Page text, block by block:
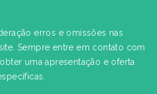
erros e omissões nas
Sempre entre em contato com
uma apresentação e oferta